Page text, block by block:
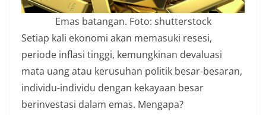
a
x
Emas batangan. Foto: shutterstock
Setiap kali ekonomi akan memasuki resesi,
periode inflasi tinggi, kemungkinan devaluasi
mata uang atau kerusuhan politik besar-besaran,
individu-individu dengan kekayaan besar
berinvestasi dalam emas. Mengapa?